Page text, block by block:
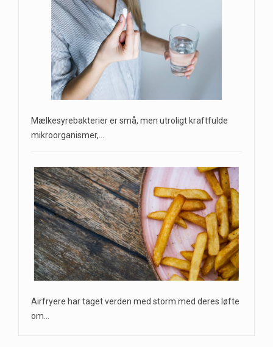
Mælkesyrebakterier er små, men utroligt kraftfulde
mikroorganismer,…
Airfryere har taget verden med storm med deres løfte
om…